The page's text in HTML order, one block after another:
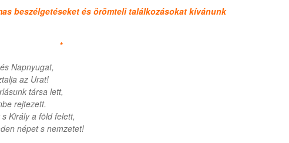
beszélgetéseket és örömteli találkozásokat kívánunk
*
Napnyugat,
az Urat!
társa lett,
rejtezett.
Király a föld felett,
népet s nemzetet!